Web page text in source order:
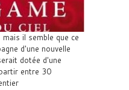
il semble que ce
d'une nouvelle
dotée d'une
entre 30